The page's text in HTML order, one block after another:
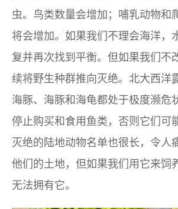
虫。鸟类数量会增加；哺乳动物和
将会增加。如果我们不理会海洋，
复并再次找到平衡。但如果我们不
续将野生种群推向灭绝。北大西洋
海豚、海豚和海龟都处于极度濒危
停止购买和食用鱼类，否则它们可
灭绝的陆地动物名单也很长，令人
他们的土地，但如果我们用它来饲
无法拥有它。